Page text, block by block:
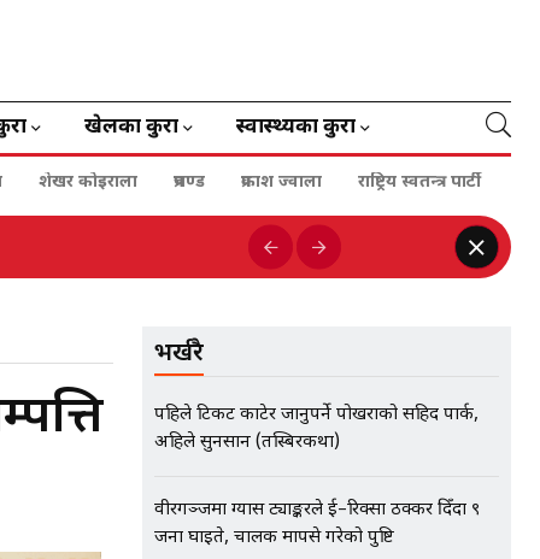
खेलका कुरा स्वास्थ्यका कुरा
शेखर कोइराला प्रचण्ड प्रकाश ज्वाला राष्ट्रिय स्वतन्त्र पार्टी
भर्खरै
पहिले टिकट काटेर जानुपर्ने पोखराको सहिद पार्क,
अहिले सुनसान (तस्बिरकथा)
वीरगञ्जमा ग्यास ट्याङ्करले ई–रिक्सा ठक्कर दिँदा ९
जना घाइते, चालक मापसे गरेको पुष्टि